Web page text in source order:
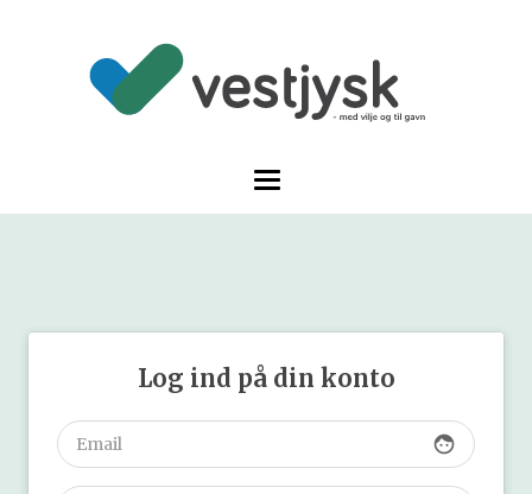
Log ind på din konto
face